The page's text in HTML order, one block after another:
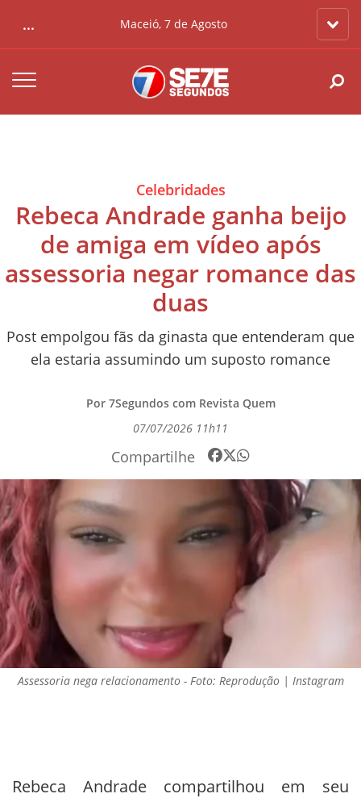
... Maceió, 7 de Agosto
Celebridades
Rebeca Andrade ganha beijo
de amiga em vídeo após
assessoria negar romance das
duas
Post empolgou fãs da ginasta que entenderam que
ela estaria assumindo um suposto romance
Por 7Segundos com Revista Quem
07/07/2026 11h11
Compartilhe
Assessoria nega relacionamento - Foto: Reprodução | Instagram
Rebeca Andrade compartilhou em seu